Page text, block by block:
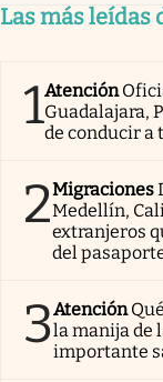
Las más leídas
1Atención
Guadalajara,
de conducir a
2Migraciones
Medellín,
extranjeros
del
3Atención
la manija de
importante